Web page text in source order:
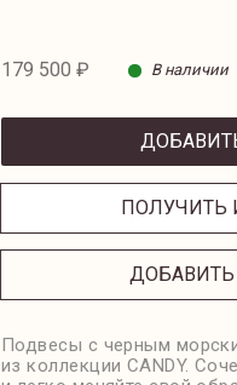
179 500 ₽ В наличии
ДОБАВИТЬ
Подвесы с черным
из коллекции CANDY.